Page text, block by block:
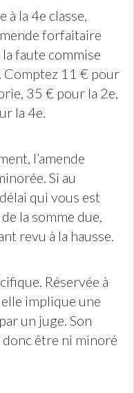
à la 4e classe,
forfaitaire
faute commise
Comptez 11 € pour
35 € pour la 2e,
la 4e.
l’amende
Si au
qui vous est
la somme due,
revu à la hausse.
Réservée à
implique une
un juge. Son
être ni minoré